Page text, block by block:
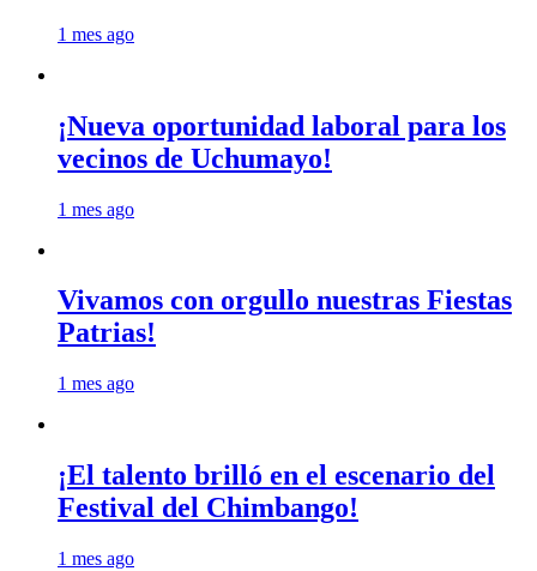
1 mes ago
¡Nueva oportunidad laboral para los
vecinos de Uchumayo!
1 mes ago
Vivamos con orgullo nuestras Fiestas
Patrias!
1 mes ago
¡El talento brilló en el escenario del
Festival del Chimbango!
1 mes ago